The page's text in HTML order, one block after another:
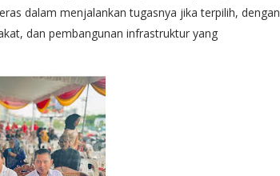
dalam menjalankan tugasnya jika terpilih, dengan
dan pembangunan infrastruktur yang